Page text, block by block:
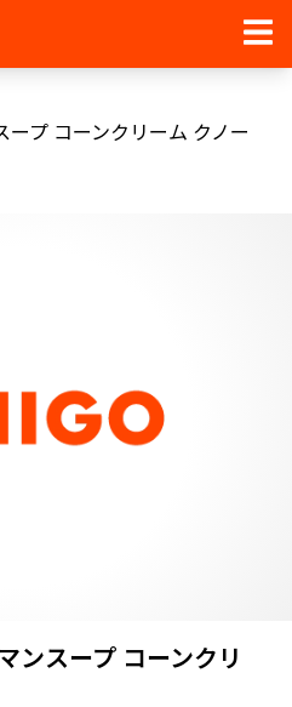
プ コーンクリーム クノー
ンスープ コーンクリ